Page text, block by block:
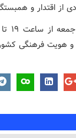
از اقتدار و
و هویت فرهنگی